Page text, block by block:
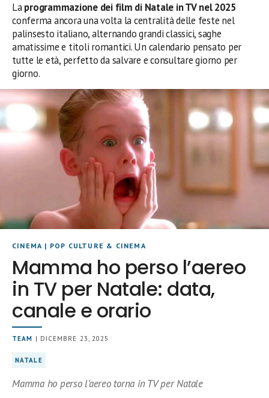
Laprogrammazione dei film di Natale in TV nel 2025
conferma ancora una volta la centralità delle feste nel
palinsesto italiano, alternando grandi classici, saghe
amatissime e titoli romantici. Un calendario pensato per
tutte le età, perfetto da salvare e consultare giorno per
giorno.
CINEMA | POP CULTURE & CINEMA
Mamma ho perso l’aereo
in TV per Natale: data,
canale e orario
TEAM | DICEMBRE 23, 2025
NATALE
Mamma ho perso l’aereo torna in TV per Natale